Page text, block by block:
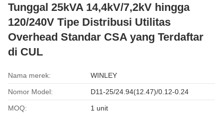
Tunggal 25kVA 14,4kV/7,2kV hingga
120/240V Tipe Distribusi Utilitas
Overhead Standar CSA yang Terdaftar
di CUL
Nama merek: WINLEY
Nomor Model: D11-25/24.94(12.47)/0.12-0.24
MOQ: 1 unit